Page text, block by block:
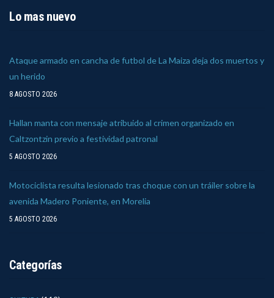
Lo mas nuevo
Ataque armado en cancha de futbol de La Maiza deja dos muertos y
un herido
8 AGOSTO 2026
Hallan manta con mensaje atribuido al crimen organizado en
Caltzontzin previo a festividad patronal
5 AGOSTO 2026
Motociclista resulta lesionado tras choque con un tráiler sobre la
avenida Madero Poniente, en Morelia
5 AGOSTO 2026
Categorías